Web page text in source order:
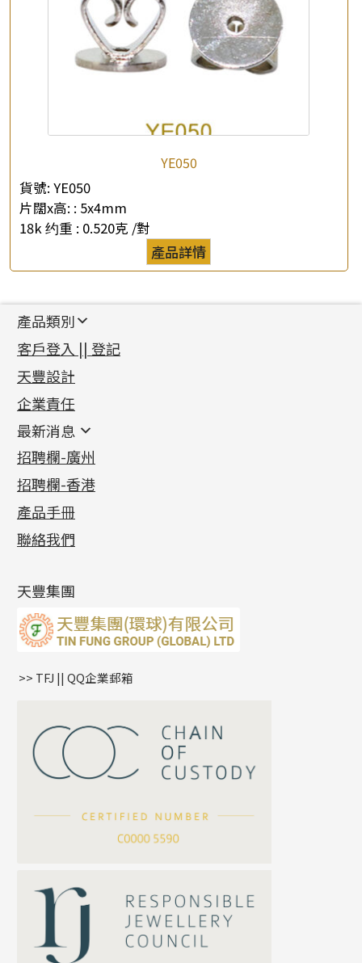
YE050
貨號: YE050
片闊x高: : 5x4mm
18k 约重 : 0.520克 /對
產品詳情
公司名稱
聯絡電話
產品類別
新產品
足金系列
足金配件
機織鏈系列
珠仔鏈
镶口链
管狀網鏈
十字車花鏈系列
十字閃O鏈系列
十字錘打鏈系列
側身車花鏈系列
側身鏈系列
雙十字鏈系列
水波鏈系列
蛇骨鏈系列
鏈尾系列
嘴唇鏈系列
S車花鏈系列
珍珠鏈系列
坦克鏈系列
滿天星鏈系列
方假繩鏈系列
首飾配件
耳環類配件
卷迫系列
螺絲迫系列
梅花迫系列
平臺迫系列
綫拍系列
美拍系列
耳環扣系列
耳綫/耳鈎系列
耳環爪頭
耳環
鏈類配件
動感車花吊墜
調節珠系列
生圈扣系列
龍蝦扣系列
鴨俐制系列
字母吊墜
相盒吊墜
項鏈吊墜
生肖吊墜
星座吊墜
珠扣
其他類配件
珠盤系列
袖口鈕系列
焊片及鐳射綫
空心車花管
珠類配件
無孔光身珠
空心光身珠
無孔批花珠
鑲口類
四爪頭系列
六爪頭系列
車花片
動感車花片
鑲口戒指
鑲口手鏈系列
首飾系列
手镯系列
戒指系列
空心耳環
空心车花管首饰链
空心手鐲系列
貴金屬原料
千足金
記憶金屬系列
記憶戒指
拉簧珠珠手鏈
記憶鈦手鐲
客戶登入 || 登記
天豐設計
企業責任
最新消息
最新消息
各項證書(2)
相片集(9)
展覽會資訊
最新產品資訊
招聘欄-廣州
招聘欄-香港
產品手冊
聯絡我們
天豐集團
>> TFJ || QQ企業郵箱